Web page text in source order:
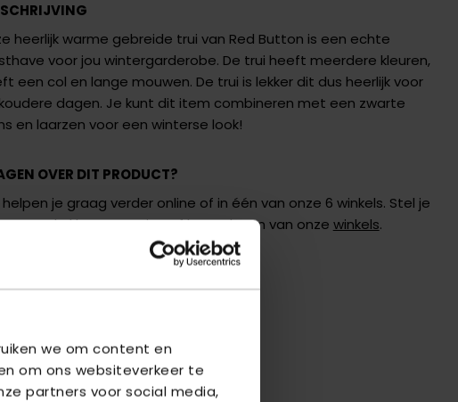
we om content en
om ons websiteverkeer te
partners voor social media,
heerlijk warme gebreide trui van Red Button is een echte
voor jou wintergarderobe. De trui heeft meerdere kleuren,
een col en lange mouwen. De trui is lekker dit dus heerlijk voor
dagen. Je kunt dit item combineren met een zwarte
en laarzen voor een winterse look!
OVER DIT PRODUCT?
je graag verder online of in één van onze 6 winkels. Stel je
aan deklantenserviceof bezoek een van onze winkels.